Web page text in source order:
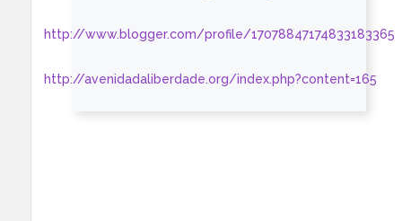
http://www.blogger.com/profile/17078847174833183365
http://avenidadaliberdade.org/index.php?content=165